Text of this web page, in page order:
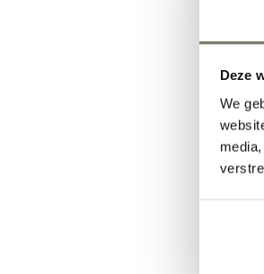
Deze
We